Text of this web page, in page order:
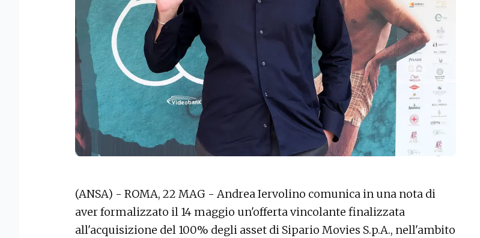
(ANSA) - ROMA, 22 MAG - Andrea Iervolino comunica in una nota di
aver formalizzato il 14 maggio un'offerta vincolante finalizzata
all'acquisizione del 100% degli asset di Sipario Movies S.p.A., nell'ambito